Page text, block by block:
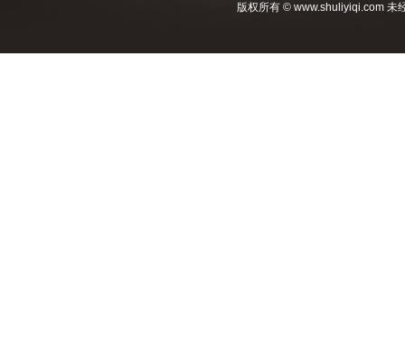
版权所有 © www.shuliyiqi.com 未